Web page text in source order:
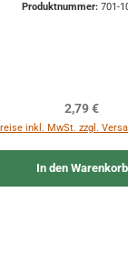
Rücksendungen
Produktnummer: 701-
Regulärer
2,79 €
inkl. MwSt. zzgl.
In den Warenkorb